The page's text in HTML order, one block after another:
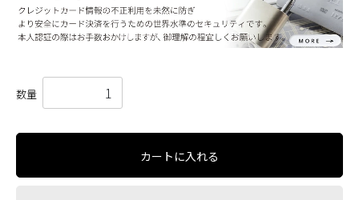
数量
カートに入れる